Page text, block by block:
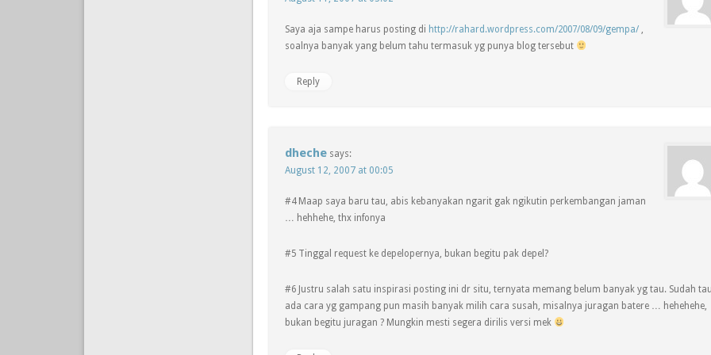
Saya aja sampe harus posting di http://rahard.wordpress.com/2007/08/09/gempa/,
soalnya banyak yang belum tahu termasuk yg punya blog tersebut
Reply
dheche says:
August 12, 2007 at 00:05
#4 Maap saya baru tau, abis kebanyakan ngarit gak ngikutin perkembangan jaman
… hehhehe, thx infonya
#5 Tinggal request ke depelopernya, bukan begitu pak depel?
#6 Justru salah satu inspirasi posting ini dr situ, ternyata memang belum banyak yg tau. Sudah
ada cara yg gampang pun masih banyak milih cara susah, misalnya juragan batere … hehehehe,
bukan begitu juragan ? Mungkin mesti segera dirilis versi mek